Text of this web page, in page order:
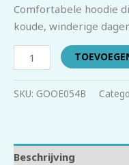
Comfortabele hoodie
koude, winderige
SKU: GOOE054B
Beschrijving